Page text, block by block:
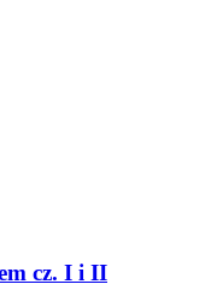
cz. I i II